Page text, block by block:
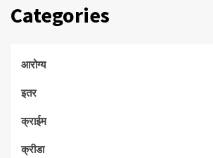
Categories
आरोग्य
इतर
क्राईम
क्रीडा